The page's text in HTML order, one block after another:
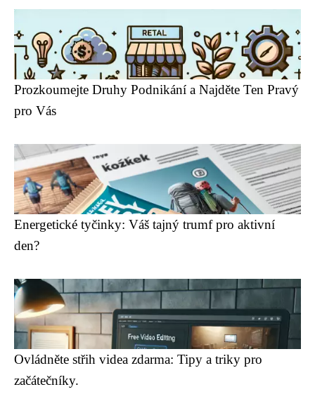
Prozkoumejte Druhy Podnikání a Najděte Ten Pravý
pro Vás
Energetické tyčinky: Váš tajný trumf pro aktivní
den?
Ovládněte střih videa zdarma: Tipy a triky pro
začátečníky.